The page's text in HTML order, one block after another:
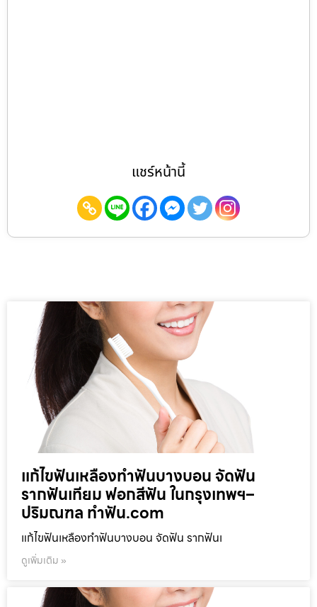
แชร์หน้านี้
แก้ไขฟันเหลืองทำฟันบางบอน จัดฟัน
รากฟันเทียม ฟอกสีฟัน ในกรุงเทพฯ–
ปริมณฑล ทำฟัน.com
แก้ไขฟันเหลืองทำฟันบางบอน จัดฟัน รากฟันเ
ดูเพิ่มเติม »